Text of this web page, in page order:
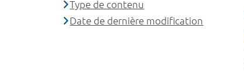
Type de contenu
Date de dernière modification